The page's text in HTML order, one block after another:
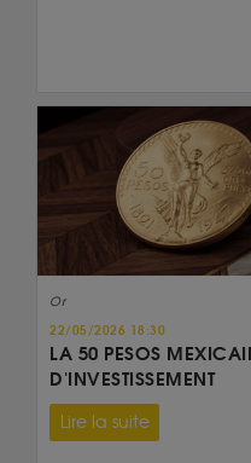
Or
22/05/2026 18:30
LA 50 PESOS
D'INVESTISSEMENT
Lire la suite